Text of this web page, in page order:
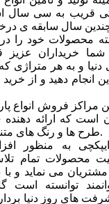
قریب به سی
چندین سال سابقه ی
محصولات خود را
خریداران عزیز
و به هر متراژی که
انجام دهید و از
مراکز فروش انواع
که ارائه دهنده
طرح ها و رنگ های متنوع و مدرن می باشد.
به منظور
محصولات تمام
می نماید و با
توانسته است
های روز دنیا